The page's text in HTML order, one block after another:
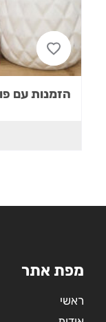
הזמנות עם
מפת אתר
ראשי